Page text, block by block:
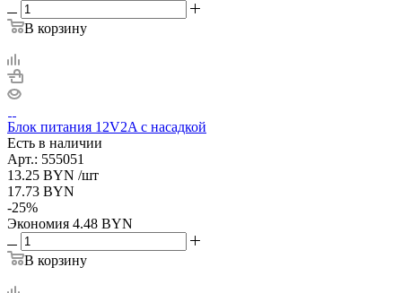
В корзину
Блок питания 12V2A с насадкой
Есть в наличии
Арт.: 555051
13.25 BYN /шт
17.73 BYN
-25%
Экономия 4.48 BYN
В корзину